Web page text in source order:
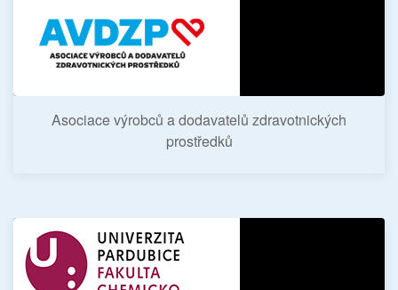
Asociace výrobců a dodavatelů zdravotnických
prostředků